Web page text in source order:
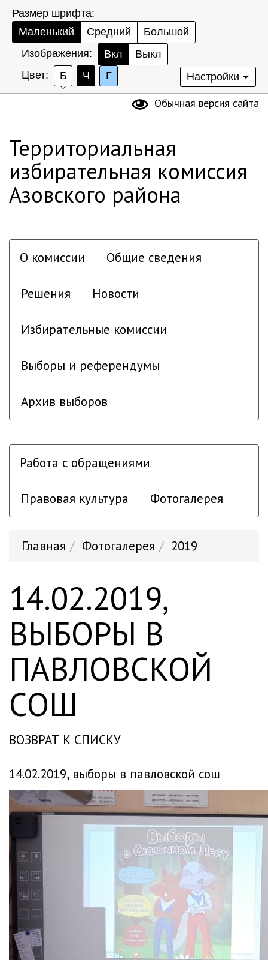
Размер шрифта:
Маленький
Средний
Большой
Изображения:
Вкл
Выкл
Цвет:
Б Ч Г Настройки
Обычная версия сайта
Территориальная
избирательная комиссия
Азовского района
О комиссии Общие сведения
Решения Новости
Избирательные комиссии
Выборы и референдумы
Архив выборов
Работа с обращениями
Правовая культура Фотогалерея
Главная Фотогалерея 2019
14.02.2019,
ВЫБОРЫ В
ПАВЛОВСКОЙ
СОШ
ВОЗВРАТ К СПИСКУ
14.02.2019, выборы в павловской сош